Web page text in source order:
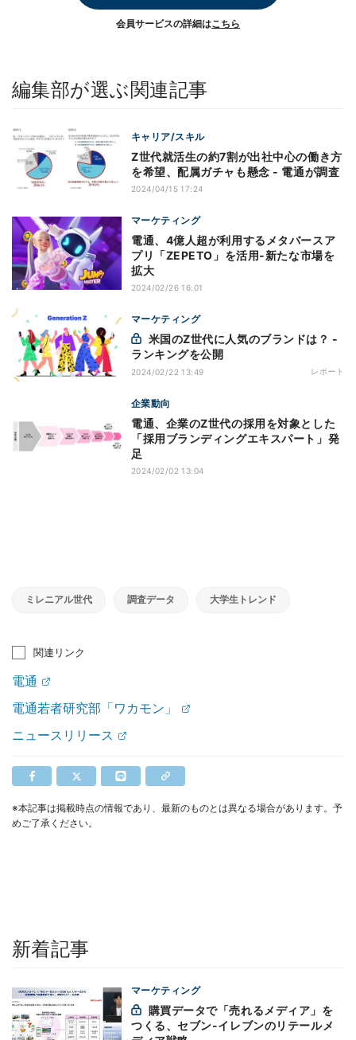
会員サービスの詳細はこちら
編集部が選ぶ関連記事
キャリア/スキル
Z世代就活生の約7割が出社中心の働き方
を希望、配属ガチャも懸念 - 電通が調査
2024/04/15 17:24
マーケティング
電通、4億人超が利用するメタバースア
プリ「ZEPETO」を活用‐新たな市場を
拡大
2024/02/26 16:01
マーケティング
ランキングを公開
2024/02/22 13:49 レポート
企業動向
電通、企業のZ世代の採用を対象とした
「採用ブランディングエキスパート」発
足
2024/02/02 13:04
ミレニアル世代 調査データ 大学生トレンド
関連リンク
電通
電通若者研究部「ワカモン」
ニュースリリース
※本記事は掲載時点の情報であり、最新のものとは異なる場合があります。予
めご了承ください。
新着記事
マーケティング
つくる、セブン-イレブンのリテールメ